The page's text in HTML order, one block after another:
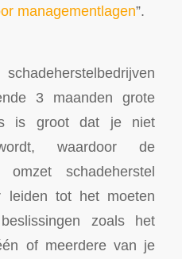
managementlagen”.
3 maanden grote
is groot dat je niet
waardoor de
omzet schadeherstel
leiden tot het moeten
zoals het
of meerdere van je